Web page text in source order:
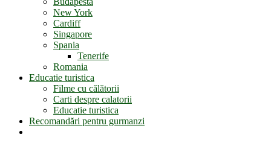
New York
Cardiff
Singapore
Spania
Tenerife
Romania
Educatie turistica
Filme cu călătorii
Carti despre calatorii
Educatie turistica
Recomandări pentru gurmanzi